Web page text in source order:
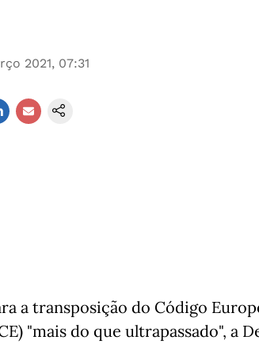
2021, 07:31
a transposição do Código
"mais do que ultrapassado", a